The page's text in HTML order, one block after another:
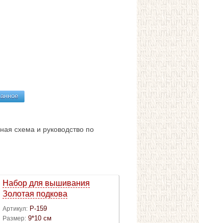
схема и руководство по
Набор для вышивания
Золотая подкова
Артикул: Р-159
Размер: 9*10 см